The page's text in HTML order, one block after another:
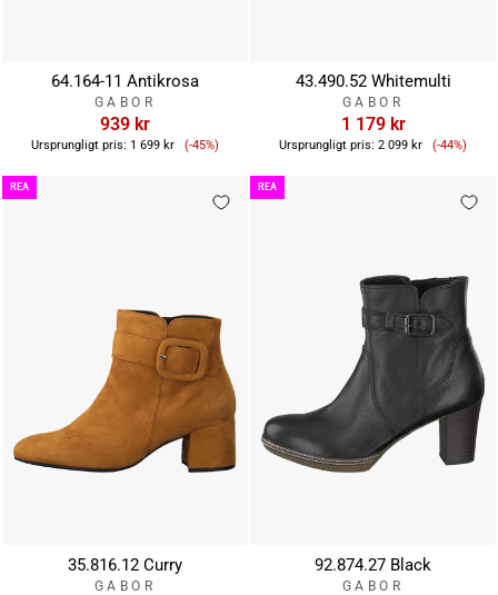
64.164-11 Antikrosa
GABOR
939 kr
Ursprungligt pris: 1 699 kr Reapris
(-45%)
43.490.52 Whitemulti
GABOR
1 179 kr
Ursprungligt pris: 2 099 kr Reapris
(-44%)
REA
35.816.12 Curry
GABOR
REA
92.874.27 Black
GABOR